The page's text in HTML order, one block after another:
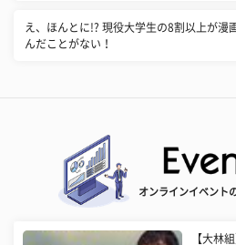
え、ほんとに!? 現役大学生の8割以上が漫
んだことがない！
オンラインイベント
【大林